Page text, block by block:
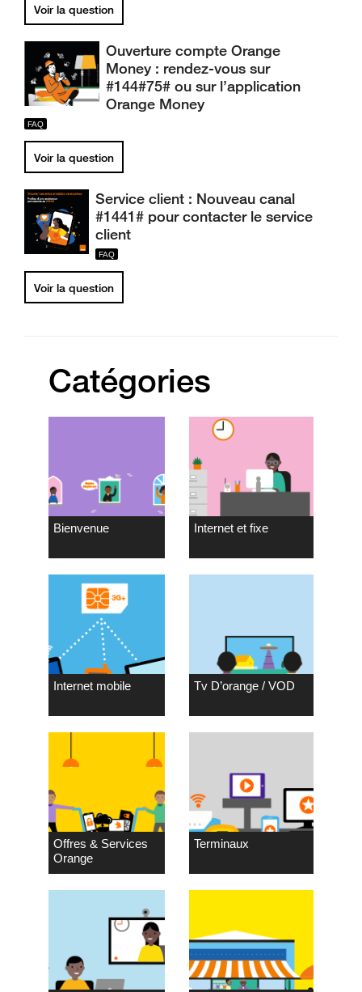
Voir la question
Ouverture compte Orange
Money : rendez-vous sur
#144#75# ou sur l’application
Orange Money
Voir la question
Service client : Nouveau canal
#1441# pour contacter le service
client
Voir la question
Catégories
Bienvenue Internet et fixe
Internet mobile Tv D’orange / VOD
Offres & Services
Orange
Terminaux